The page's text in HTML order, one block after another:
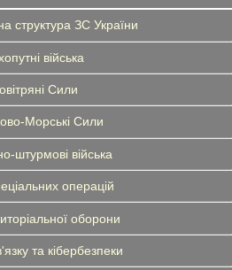
структура ЗС України
війська
Сили
Морські Сили
штурмові війська
операцій
оборони
та кібербезпеки